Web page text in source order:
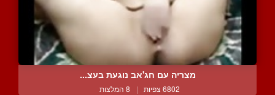
מצריה עם חג'אב נוגעת בעצ...
6802 צפיות | 8 המלצות